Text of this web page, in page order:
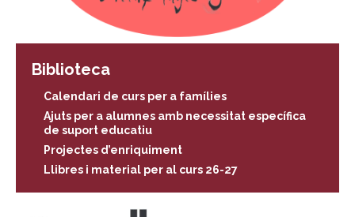
Biblioteca
Calendari de curs per a famílies
Ajuts per a alumnes amb necessitat específica
de suport educatiu
Projectes d’enriquiment
Llibres i material per al curs 26-27